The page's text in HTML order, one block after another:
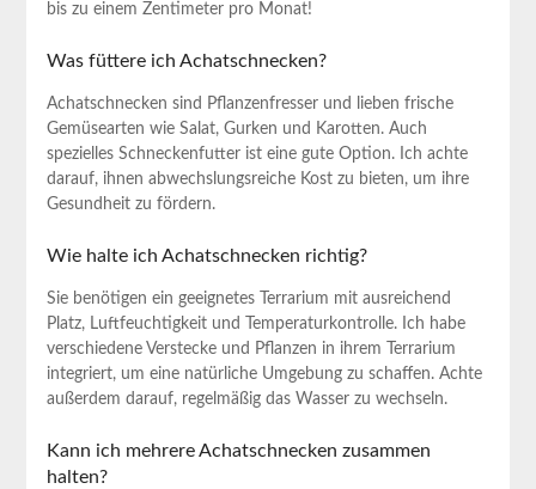
bis zu einem Zentimeter‍ pro Monat!
Was füttere ich Achatschnecken?
Achatschnecken sind Pflanzenfresser und lieben ⁢frische
Gemüsearten wie Salat, Gurken und Karotten. Auch
spezielles​ Schneckenfutter ist eine gute Option. Ich achte
darauf, ihnen abwechslungsreiche Kost zu bieten,⁢ um ihre
Gesundheit zu fördern.
Wie halte ich Achatschnecken richtig?
Sie benötigen ein geeignetes Terrarium mit ausreichend
Platz, Luftfeuchtigkeit und Temperaturkontrolle. ‌Ich habe
verschiedene Verstecke und Pflanzen in ihrem Terrarium
integriert, um eine natürliche Umgebung zu schaffen. Achte
außerdem darauf, regelmäßig das Wasser zu wechseln.
Kann​ ich mehrere Achatschnecken⁣ zusammen
halten?